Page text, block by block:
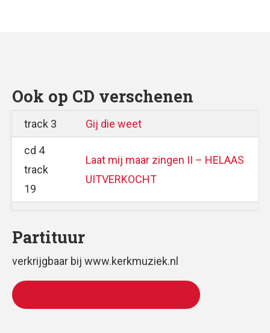
Ook op CD verschenen
track 3 Gij die weet
cd 4
track
19
Laat mij maar zingen II – HELAAS
UITVERKOCHT
Partituur
verkrijgbaar bij www.kerkmuziek.nl